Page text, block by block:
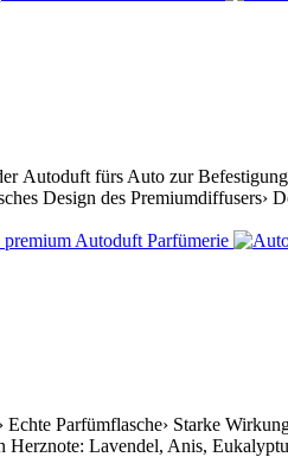
Autoduft fürs Auto zur
Design des
Parfümflasche› Starke
Lavendel, Anis,